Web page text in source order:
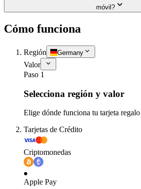
móvil?
Cómo funciona
Región Germany
Valor
Paso 1
Selecciona región y valor
Elige dónde funciona tu tarjeta
Tarjetas de Crédito
Criptomonedas
Apple Pay